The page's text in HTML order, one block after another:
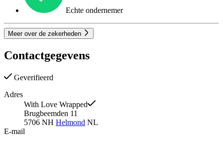
Echte ondernemer
Meer over de zekerheden
Contactgegevens
Geverifieerd
Adres
With Love Wrapped
Brugbeemden 11
5706 NH Helmond NL
E-mail